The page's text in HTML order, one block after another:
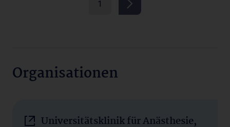
1
Organisationen
Universitätsklinik für Anästhesie,